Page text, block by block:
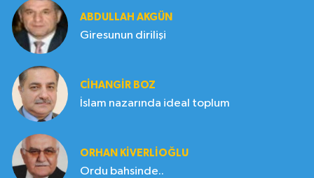
ABDULLAH AKGÜN
Giresunun dirilişi
CIHANGIR BOZ
İslam nazarında ideal toplum
ORHAN KIVERLIOĞLU
Ordu bahsinde..